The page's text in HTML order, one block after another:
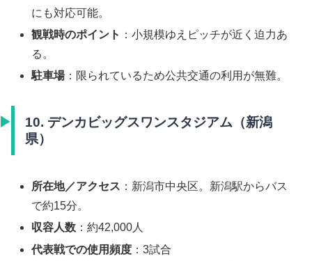
にも対応可能。
観戦時のポイント ：小規模ゆえピッチが近く迫力あ
る。
駐車場：限られているため公共交通の利用が無難。
10. デンカビッグスワンスタジアム（新潟
県）
所在地／アクセス ：新潟市中央区。新潟駅からバス
で約15分。
収容人数 ：約42,000人
代表戦での使用頻度 ：3試合